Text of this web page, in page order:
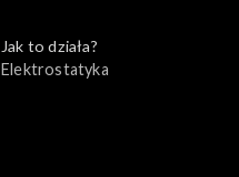
Jak to działa?
Elektrostatyka